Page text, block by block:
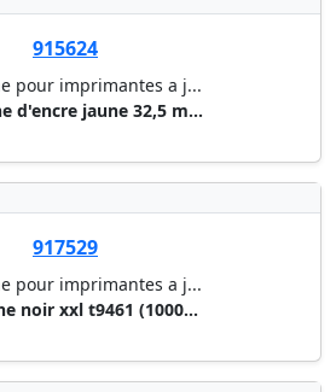
917727
pour imprimantes a j...
cyan 604xl 4,0 ml - ...
917728
jaune 604xl 4,0 ml -...
913631